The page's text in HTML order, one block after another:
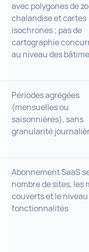
avec polygones de
chalandise et cartes
isochrones ; pas de
cartographie
au niveau des
Périodes agrégées
(mensuelles ou
saisonnières), sans
granularité
Abonnement SaaS
nombre de sites, les
couverts et le
fonctionnalités